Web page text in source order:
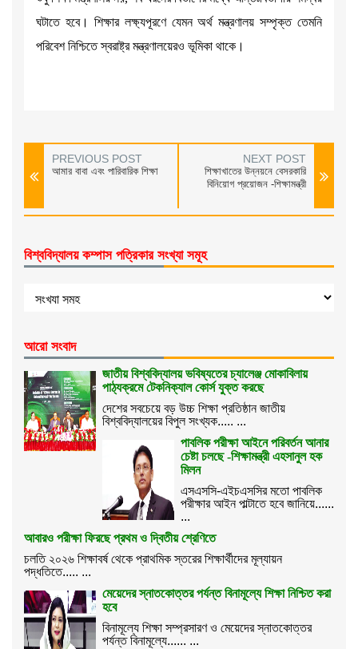
ঘটাতে হবে। শিক্ষার লক্ষ্যপূরণে যেমন অর্থ মন্ত্রণালয় সম্পৃক্ত তেমনি
পরিবেশ নিশ্চিতে স্বরাষ্ট্র মন্ত্রণালয়েরও ভূমিকা থাকে।
PREVIOUS POST
আমার বাবা এবং পারিবারিক শিক্ষা
NEXT POST
শিক্ষাখাতের উন্নয়নে বেসরকারি
বিনিয়োগ প্রয়োজন -শিক্ষামন্ত্রী
বিশ্ববিদ্যালয় কম্পাস পত্রিকার সংখ্যা সমূহ
আরো সংবাদ
জাতীয় বিশ্ববিদ্যালয় ভবিষ্যতের চ্যালেঞ্জ মোকাবিলায়
পাঠ্যক্রমে টেকনিক্যাল কোর্স যুক্ত করছে
দেশের সবচেয়ে বড় উচ্চ শিক্ষা প্রতিষ্ঠান জাতীয়
বিশ্ববিদ্যালয়ের বিপুল সংখ্যক..... ...
পাবলিক পরীক্ষা আইনে পরিবর্তন আনার
চেষ্টা চলছে -শিক্ষামন্ত্রী এহসানুল হক
মিলন
এসএসসি-এইচএসসির মতো পাবলিক
পরীক্ষার আইন পাল্টাতে হবে জানিয়ে......
...
আবারও পরীক্ষা ফিরছে প্রথম ও দ্বিতীয় শ্রেণিতে
চলতি ২০২৬ শিক্ষাবর্ষ থেকে প্রাথমিক স্তরের শিক্ষার্থীদের মূল্যায়ন
পদ্ধতিতে..... ...
মেয়েদের স্নাতকোত্তর পর্যন্ত বিনামূল্যে শিক্ষা নিশ্চিত করা
হবে
বিনামূল্যে শিক্ষা সম্প্রসারণ ও মেয়েদের স্নাতকোত্তর
পর্যন্ত বিনামূল্যে...... ...